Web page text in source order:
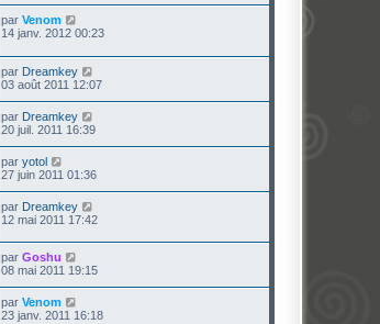
par Venom
14 janv. 2012 00:23
par Dreamkey
03 août 2011 12:07
par Dreamkey
20 juil. 2011 16:39
par yotol
27 juin 2011 01:36
par Dreamkey
12 mai 2011 17:42
par Goshu
08 mai 2011 19:15
par Venom
23 janv. 2011 16:18